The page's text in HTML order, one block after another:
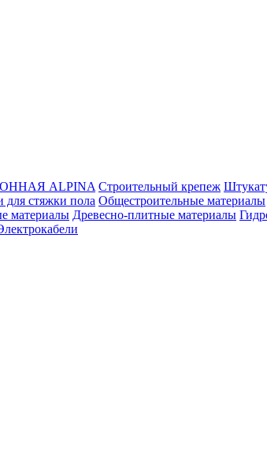
ALPINA Строительный крепеж
для стяжки пола Общестроительные материалы
материалы Древесно-плитные материалы